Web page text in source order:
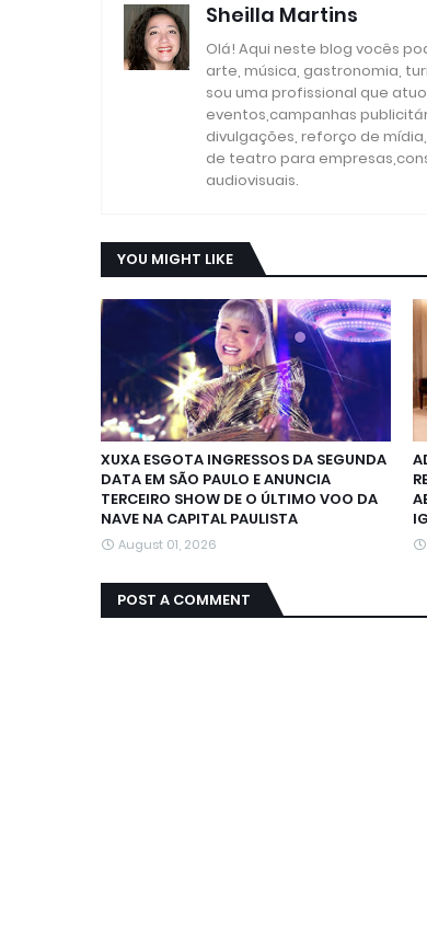
Sheilla Martins
Olá! Aqui neste blog vocês
arte, música, gastronomia,
sou uma profissional que
eventos,campanhas
divulgações, reforço de
de teatro para
audiovisuais.
YOU MIGHT LIKE
XUXA ESGOTA INGRESSOS DA SEGUNDA
DATA EM SÃO PAULO E ANUNCIA
TERCEIRO SHOW DE O ÚLTIMO VOO DA
NAVE NA CAPITAL PAULISTA
August 01, 2026
POST A COMMENT